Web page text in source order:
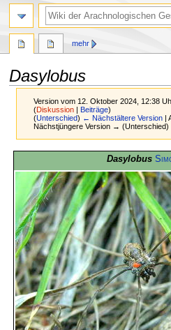
Dasylobus
Version vom 12. Oktober 2024, 12:38
(Diskussion |Beiträge)
(Unterschied) ← Nächstältere Version |
Nächstjüngere Version → (Unterschied)
Navigation
springen
Suche
springen
Dasylobus
mehr